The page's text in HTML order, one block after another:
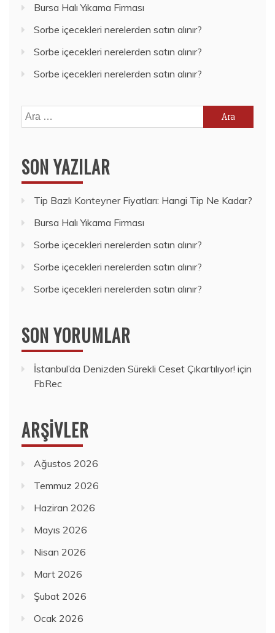
Bursa Halı Yıkama Firması
Sorbe içecekleri nerelerden satın alınır?
Sorbe içecekleri nerelerden satın alınır?
Sorbe içecekleri nerelerden satın alınır?
Arama:
SON YAZILAR
Tip Bazlı Konteyner Fiyatları: Hangi Tip Ne Kadar?
Bursa Halı Yıkama Firması
Sorbe içecekleri nerelerden satın alınır?
Sorbe içecekleri nerelerden satın alınır?
Sorbe içecekleri nerelerden satın alınır?
SON YORUMLAR
İstanbul’da Denizden Sürekli Ceset Çıkartılıyor! için
FbRec
ARŞIVLER
Ağustos 2026
Temmuz 2026
Haziran 2026
Mayıs 2026
Nisan 2026
Mart 2026
Şubat 2026
Ocak 2026